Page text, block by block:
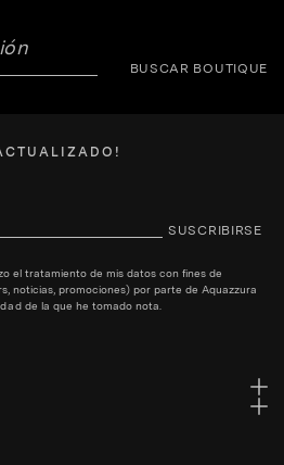
BUSCAR BOUTIQUE
SUSCRIBIRSE
el tratamiento de mis datos con fines de
noticias, promociones) por parte de Aquazzura
de la que he tomado nota.